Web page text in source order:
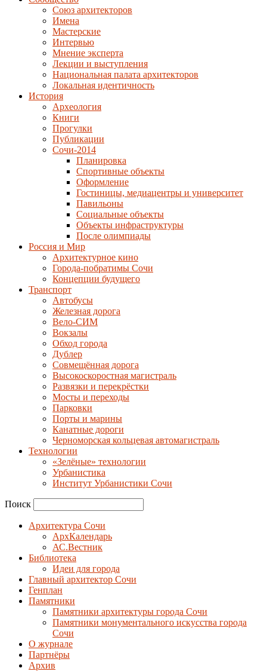
Союз архитекторов
Имена
Мастерские
Интервью
Мнение эксперта
Лекции и выступления
Национальная палата архитекторов
Локальная идентичность
История
Археология
Книги
Прогулки
Публикации
Сочи-2014
Планировка
Спортивные объекты
Оформление
Гостиницы, медиацентры и университет
Павильоны
Социальные объекты
Объекты инфраструктуры
После олимпиады
Россия и Мир
Архитектурное кино
Города-побратимы Сочи
Концепции будущего
Транспорт
Автобусы
Железная дорога
Вело-СИМ
Вокзалы
Обход города
Дублер
Совмещённая дорога
Высокоскоростная магистраль
Развязки и перекрёстки
Мосты и переходы
Парковки
Порты и марины
Канатные дороги
Черноморская кольцевая автомагистраль
Технологии
«Зелёные» технологии
Урбанистика
Институт Урбанистики Сочи
Поиск
Архитектура Сочи
АрхКалендарь
АС.Вестник
Библиотека
Идеи для города
Главный архитектор Сочи
Генплан
Памятники
Памятники архитектуры города Сочи
Памятники монументального искусства города
Сочи
О журнале
Партнёры
Архив